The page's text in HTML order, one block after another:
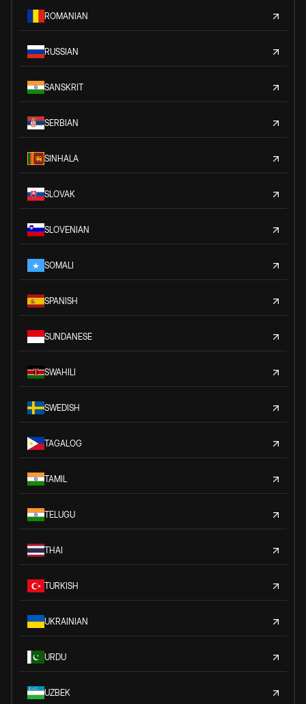
ROMANIAN
RUSSIAN
SANSKRIT
SERBIAN
SINHALA
SLOVAK
SLOVENIAN
SOMALI
SPANISH
SUNDANESE
SWAHILI
SWEDISH
TAGALOG
TAMIL
TELUGU
THAI
TURKISH
UKRAINIAN
URDU
UZBEK